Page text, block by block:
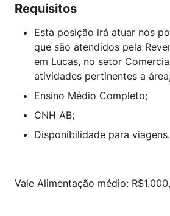
Requisitos
Esta posição irá atuar nos
que são atendidos pela
em Lucas, no setor
atividades pertinentes a
Ensino Médio Completo;
CNH AB;
Disponibilidade para viagens.
Vale Alimentação médio: